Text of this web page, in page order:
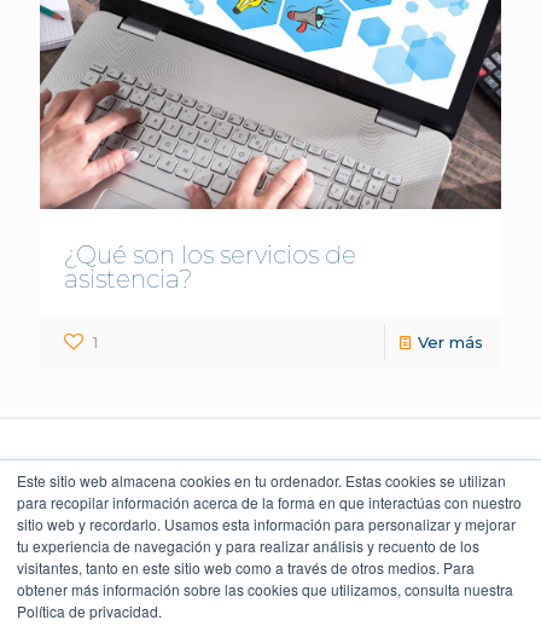
Este sitio web almacena cookies en tu ordenador. Estas cookies se utilizan
para recopilar información acerca de la forma en que interactúas con nuestro
sitio web y recordarlo. Usamos esta información para personalizar y mejorar
tu experiencia de navegación y para realizar análisis y recuento de los
visitantes, tanto en este sitio web como a través de otros medios. Para
obtener más información sobre las cookies que utilizamos, consulta nuestra
Política de privacidad.
¿Qué son los servicios de
asistencia?
1 Ver más
LEGAL Y POLÍTICAS
Aviso Legal
Aviso de Privacidad
Política Ambiental
NUESTROS CLIENTES
4.9
Torre Índigo
Av. Paseo de la Reforma 373
55 5747 9100